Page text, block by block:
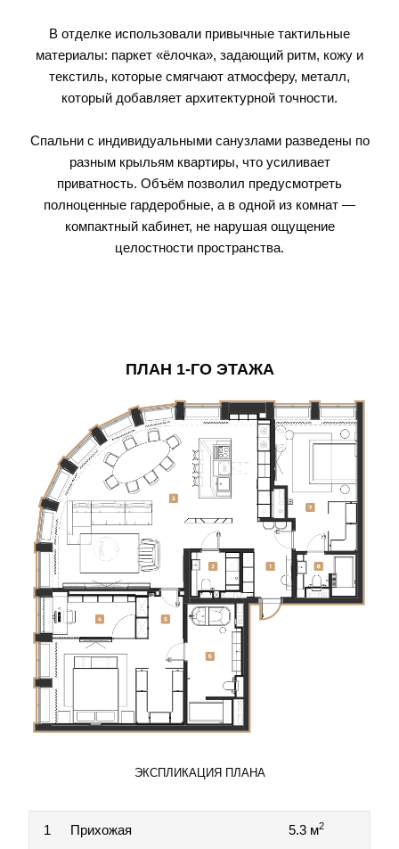
В отделке использовали привычные тактильные
материалы: паркет «ёлочка», задающий ритм, кожу и
текстиль, которые смягчают атмосферу, металл,
который добавляет архитектурной точности.
Спальни с индивидуальными санузлами разведены по
разным крыльям квартиры, что усиливает
приватность. Объём позволил предусмотреть
полноценные гардеробные, а в одной из комнат —
компактный кабинет, не нарушая ощущение
целостности пространства.
ПЛАН 1-ГО ЭТАЖА
ЭКСПЛИКАЦИЯ ПЛАНА
1 Прихожая 5.3 м2